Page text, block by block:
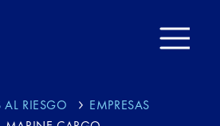
RIESGO
EMPRESAS